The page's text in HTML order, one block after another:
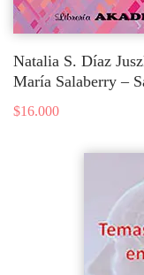
Natalia S. Díaz
María Salaberry –
$16.000